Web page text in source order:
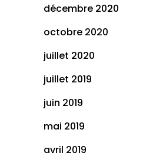
décembre 2020
octobre 2020
juillet 2020
juillet 2019
juin 2019
mai 2019
avril 2019